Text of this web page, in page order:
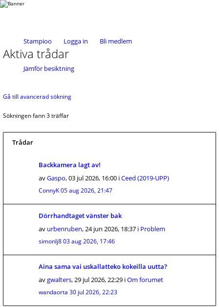
Stampioo Logga in Bli medlem
Jämför besiktning
Aktiva trådar
Gå till avancerad sökning
Sökningen fann 3 träffar
Trådar
Backkamera lagt av!
avGaspo,03 jul 2026, 16:00 iCeed (2019-UPP)
ConnyK05 aug 2026, 21:47
Dörrhandtaget vänster bak
av urbenruben,24 jun 2026, 18:37 i Problem
simonlj803 aug 2026, 17:46
Aina sama vai uskallatteko kokeilla uutta?
avgwalters,29 jul 2026, 22:29 iOm forumet
wandaorta 30 jul 2026, 22:23